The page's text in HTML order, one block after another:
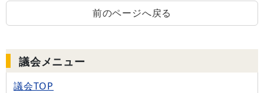
前のページへ戻る
議会メニュー
議会TOP